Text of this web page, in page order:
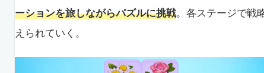
ーションを旅しながらパズルに挑戦。各ステージで戦
えられていく。